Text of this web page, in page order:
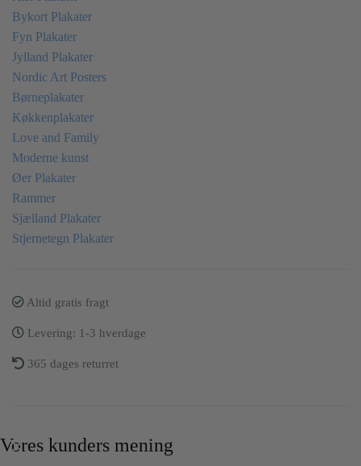
Bykort Plakater
Fyn Plakater
Jylland Plakater
Nordic Art Posters
Børneplakater
Køkkenplakater
Love and Family
Moderne kunst
Øer Plakater
Rammer
Sjælland Plakater
Stjernetegn Plakater
Altid gratis fragt
Levering: 1-3 hverdage
365 dages returret
Vores kunders mening